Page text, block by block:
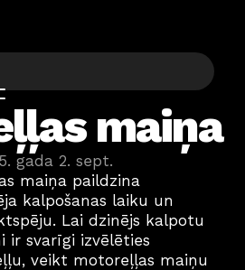
maiņa
gada 2. sept.
maiņa paildzina
kalpošanas laiku un
Lai dzinējs kalpotu
ir svarīgi izvēlēties
veikt motoreļļas maiņu